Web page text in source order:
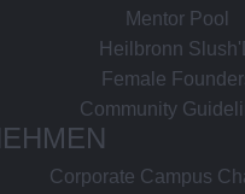
Mentor Pool
Heilbronn
Female
Community
Corporate Campus